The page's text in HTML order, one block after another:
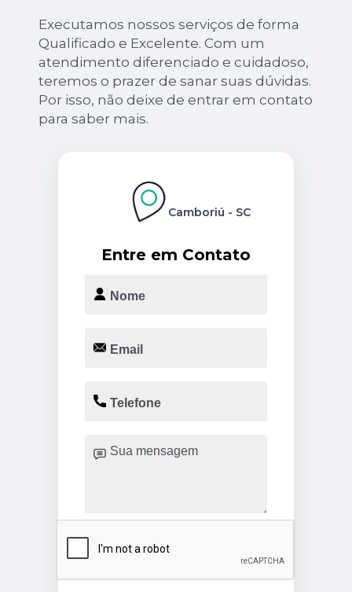
Executamos nossos serviços de forma
Qualificado e Excelente. Com um
atendimento diferenciado e cuidadoso,
teremos o prazer de sanar suas dúvidas.
Por isso, não deixe de entrar em contato
para saber mais.
Entre em Contato
Camboriú - SC